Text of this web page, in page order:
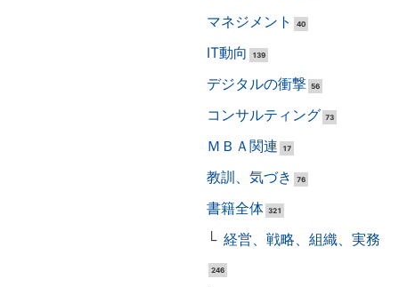
マネジメント 40
IT動向 139
デジタルの衝撃 56
コンサルティング 73
ＭＢＡ関連 17
教訓、気づき 76
書籍全体 321
経営、戦略、組織、実務
246